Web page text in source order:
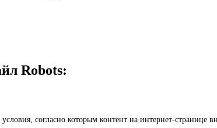
Robots:
условия, согласно которым контент на интернет-странице